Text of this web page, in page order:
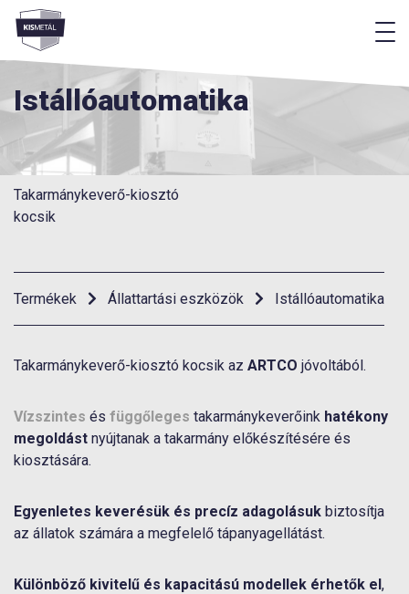
Menü
Istállóautomatika
Takarmánykeverő-kiosztó
kocsik
Termékek Állattartási eszközök Istállóautomatika
Takarmánykeverő-kiosztó kocsik az ARTCO jóvoltából.
Vízszintes és függőleges takarmánykeverőink hatékony
megoldást nyújtanak a takarmány előkészítésére és
kiosztására.
Egyenletes keverésük és precíz adagolásuk biztosítja
az állatok számára a megfelelő tápanyagellátást.
Különböző kivitelű és kapacitású modellek érhetők el,